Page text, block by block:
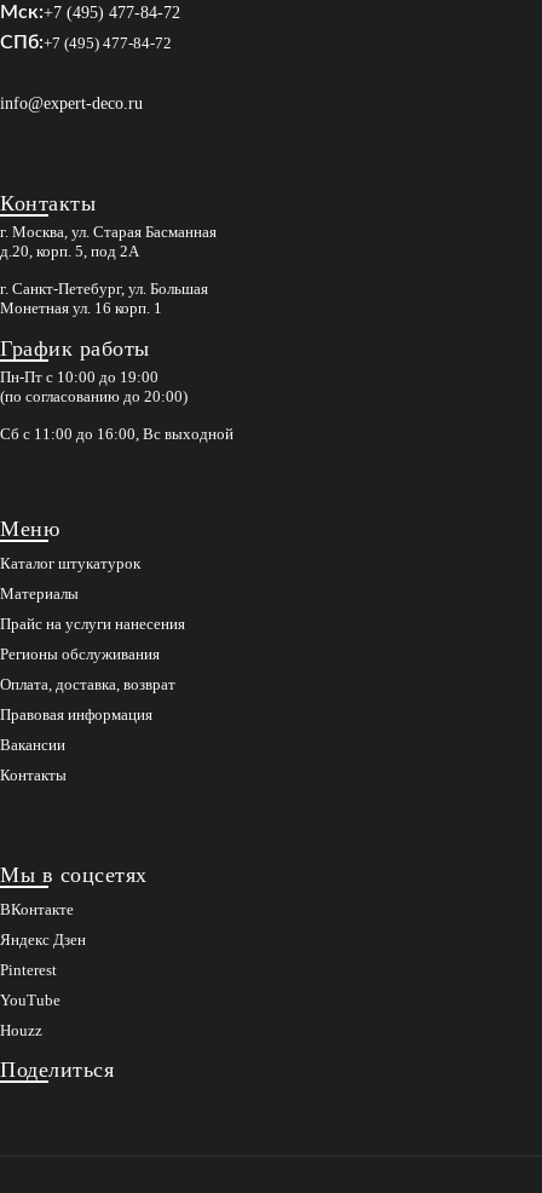
Мск:+7 (495) 477-84-72
СПб:+7 (495) 477-84-72
info@expert-deco.ru
Контакты
г. Москва, ул. Старая Басманная
д.20, корп. 5, под 2А
г. Санкт-Петебург, ул. Большая
Монетная ул. 16 корп. 1
График работы
Пн-Пт с 10:00 до 19:00
(по согласованию до 20:00)
Сб с 11:00 до 16:00, Вс выходной
Меню
Каталог штукатурок
Материалы
Прайс на услуги нанесения
Регионы обслуживания
Оплата, доставка, возврат
Правовая информация
Вакансии
Контакты
Мы в соцсетях
ВКонтакте
Яндекс Дзен
Pinterest
YouTube
Houzz
Поделиться